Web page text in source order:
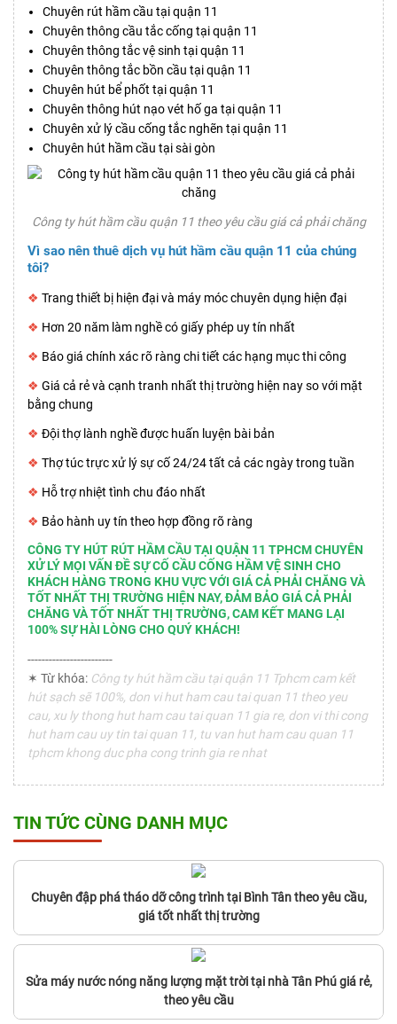
Chuyên rút hầm cầu tại quận 11
Chuyên thông cầu tắc cống tại quận 11
Chuyên thông tắc vệ sinh tại quận 11
Chuyên thông tắc bồn cầu tại quận 11
Chuyên hút bể phốt tại quận 11
Chuyên thông hút nạo vét hố ga tại quận 11
Chuyên xử lý cầu cống tắc nghẽn tại quận 11
Chuyên hút hầm cầu tại sài gòn
Công ty hút hầm cầu quận 11 theo yêu cầu giá cả phải chăng
Vì sao nên thuê dịch vụ hút hầm cầu quận 11 của chúng
tôi?
❖ Trang thiết bị hiện đại và máy móc chuyên dụng hiện đại
❖ Hơn 20 năm làm nghề có giấy phép uy tín nhất
❖ Báo giá chính xác rõ ràng chi tiết các hạng mục thi công
❖ Giá cả rẻ và cạnh tranh nhất thị trường hiện nay so với mặt
bằng chung
❖ Đội thợ lành nghề được huấn luyện bài bản
❖ Thợ túc trực xử lý sự cố 24/24 tất cả các ngày trong tuần
❖ Hỗ trợ nhiệt tình chu đáo nhất
❖ Bảo hành uy tín theo hợp đồng rõ ràng
CÔNG TY HÚT RÚT HẦM CẦU TẠI QUẬN 11 TPHCM CHUYÊN
XỬ LÝ MỌI VẤN ĐỀ SỰ CỐ CẦU CỐNG HẦM VỆ SINH CHO
KHÁCH HÀNG TRONG KHU VỰC VỚI GIÁ CẢ PHẢI CHĂNG VÀ
TỐT NHẤT THỊ TRƯỜNG HIỆN NAY, ĐẢM BẢO GIÁ CẢ PHẢI
CHĂNG VÀ TỐT NHẤT THỊ TRƯỜNG, CAM KẾT MANG LẠI
100% SỰ HÀI LÒNG CHO QUÝ KHÁCH!
------------------------
✶ Từ khóa: Công ty hút hầm cầu tại quận 11 Tphcm cam kết
hút sạch sẽ 100%, don vi hut ham cau tai quan 11 theo yeu
cau, xu ly thong hut ham cau tai quan 11 gia re, don vi thi cong
hut ham cau uy tin tai quan 11, tu van hut ham cau quan 11
tphcm khong duc pha cong trinh gia re nhat
TIN TỨC CÙNG DANH MỤC
Chuyên đập phá tháo dỡ công trình tại Bình Tân theo yêu cầu,
giá tốt nhất thị trường
Sửa máy nước nóng năng lượng mặt trời tại nhà Tân Phú giá rẻ,
theo yêu cầu